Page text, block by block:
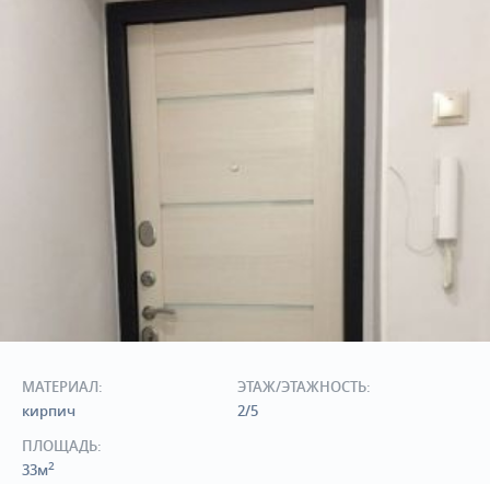
МАТЕРИАЛ:
кирпич
ЭТАЖ/ЭТАЖНОСТЬ:
2/5
ПЛОЩАДЬ:
33м2